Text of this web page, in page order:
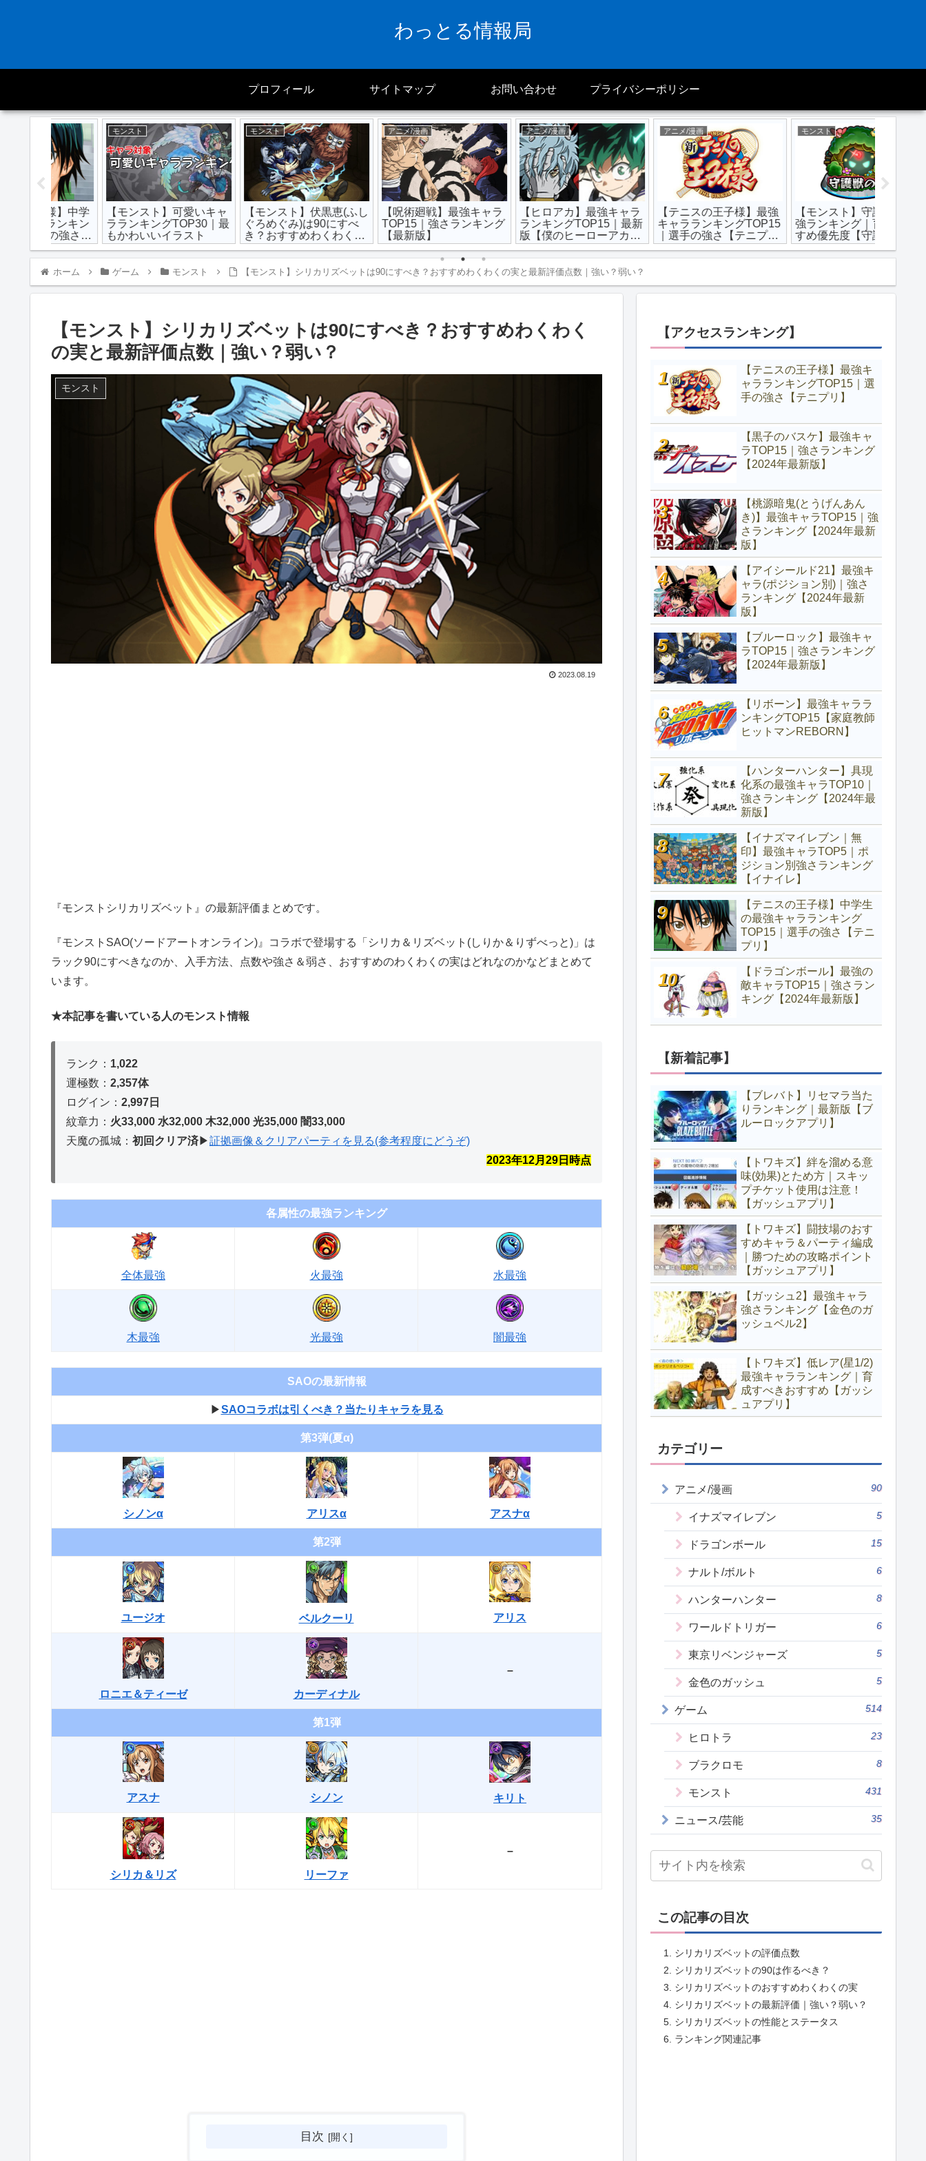
わっとる情報局
プロフィール サイトマップ お問い合わせ プライバシーポリシー
モンスト
【モンスト】可愛いキャ
ラランキングTOP30｜最
もかわいいイラスト
モンスト
【モンスト】伏黒恵(ふし
ぐろめぐみ)は90にすべ
き？おすすめわくわくの
実と最新評価点数｜強
い？弱い？
アニメ/漫画
【呪術廻戦】最強キャラ
TOP15｜強さランキング
【最新版】
アニメ/漫画
【ヒロアカ】最強キャラ
ランキングTOP15｜最新
版【僕のヒーローアカデ
ミア】
アニメ/漫画
【テニスの王子様】最強
キャラランキングTOP15
｜選手の強さ【テニプ
リ】
モンスト
【モンスト】守護獣の最
強ランキング｜育成おす
すめ優先度【守護獣の森
攻略】
ホーム ゲーム モンスト 【モンスト】シリカリズベットは90にすべき？おすすめわくわくの実と最新評価点数｜強い？弱い？
【モンスト】シリカリズベットは90にすべき？おすすめわくわく
の実と最新評価点数｜強い？弱い？
モンスト
2023.08.19
『モンストシリカリズベット』の最新評価まとめです。
『モンストSAO(ソードアートオンライン)』コラボで登場する「シリカ＆リズベット(しりか＆りずべっと)」は
ラック90にすべきなのか、入手方法、点数や強さ＆弱さ、おすすめのわくわくの実はどれなのかなどまとめて
います。
★本記事を書いている人のモンスト情報
ランク： 1,022
運極数： 2,357体
ログイン： 2,997日
紋章力： 火33,000 水32,000 木32,000 光35,000 闇33,000
天魔の孤城： 初回クリア済▶︎証拠画像＆クリアパーティを見る(参考程度にどうぞ)
2023年12月29 日時点
各属性の最強ランキング
全体最強 火最強 水最強
木最強 光最強 闇最強
SAOの最新情報
▶︎SAOコラボは引くべき？当たりキャラを見る
第3弾(夏α)
シノンα アリスα アスナα
第2弾
ユージオ ベルクーリ アリス
ロニエ＆ティーゼ カーディナル
–
第1弾
アスナ シノン キリト
シリカ＆リズ リーファ
–
目次
【アクセスランキング】
【テニスの王子様】最強キ
ャラランキングTOP15｜選
手の強さ【テニプリ】
【黒子のバスケ】最強キャ
ラTOP15｜強さランキング
【2024年最新版】
【桃源暗鬼(とうげんあん
き)】最強キャラTOP15｜強
さランキング【2024年最新
版】
【アイシールド21】最強キ
ャラ(ポジション別)｜強さ
ランキング【2024年最新
版】
【ブルーロック】最強キャ
ラTOP15｜強さランキング
【2024年最新版】
【リボーン】最強キャララ
ンキングTOP15【家庭教師
ヒットマンREBORN】
【ハンターハンター】具現
化系の最強キャラTOP10｜
強さランキング【2024年最
新版】
【イナズマイレブン｜無
印】最強キャラTOP5｜ポ
ジション別強さランキング
【イナイレ】
【テニスの王子様】中学生
の最強キャラランキング
TOP15｜選手の強さ【テニ
プリ】
【ドラゴンボール】最強の
敵キャラTOP15｜強さラン
キング【2024年最新版】
【新着記事】
【ブレバト】リセマラ当た
りランキング｜最新版【ブ
ルーロックアプリ】
【トワキズ】絆を溜める意
味(効果)とため方｜スキッ
プチケット使用は注意！
【ガッシュアプリ】
【トワキズ】闘技場のおす
すめキャラ＆パーティ編成
｜勝つための攻略ポイント
【ガッシュアプリ】
【ガッシュ2】最強キャラ
強さランキング【金色のガ
ッシュベル2】
【トワキズ】低レア(星1/2)
最強キャラランキング｜育
成すべきおすすめ【ガッシ
ュアプリ】
カテゴリー
アニメ/漫画 90
イナズマイレブン 5
ドラゴンボール 15
ナルト/ボルト 6
ハンターハンター 8
ワールドトリガー 6
東京リベンジャーズ 5
金色のガッシュ 5
ゲーム 514
ヒロトラ 23
ブラクロモ 8
モンスト 431
ニュース/芸能 35
この記事の目次
シリカリズベットの評価点数
シリカリズベットの90は作るべき？
シリカリズベットのおすすめわくわくの実
シリカリズベットの最新評価｜強い？弱い？
シリカリズベットの性能とステータス
ランキング関連記事